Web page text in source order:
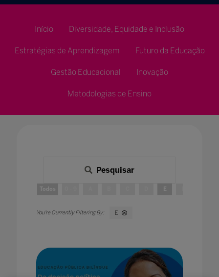
Início Diversidade, Equidade e Inclusão
Estratégias de Aprendizagem Futuro da Educação
Gestão Educacional Inovação
Metodologias de Ensino
Pesquisar
Todos E
E